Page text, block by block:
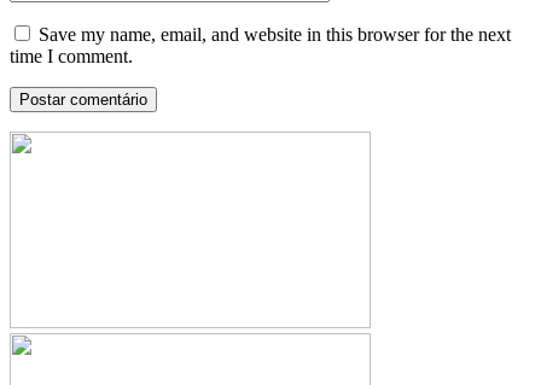
Save my name, email, and website in this browser for the next
time I comment.